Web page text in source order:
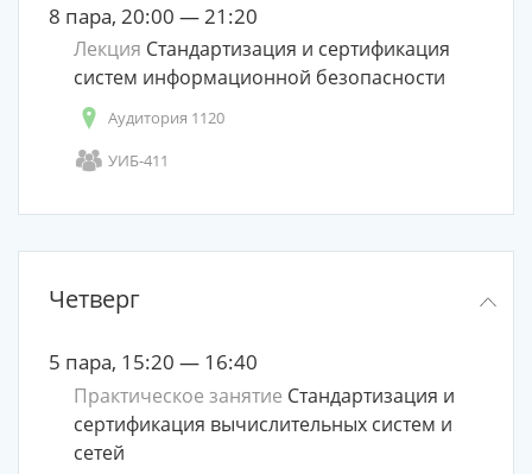
8 пара, 20:00 — 21:20
Лекция Стандартизация и сертификация
систем информационной безопасности
Аудитория 1120
УИБ-411
Четверг
5 пара, 15:20 — 16:40
Практическое занятие Стандартизация и
сертификация вычислительных систем и
сетей